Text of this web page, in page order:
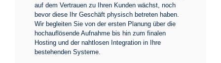
auf dem Vertrauen zu Ihren Kunden wächst, noch
bevor diese Ihr Geschäft physisch betreten haben.
Wir begleiten Sie von der ersten Planung über die
hochauflösende Aufnahme bis hin zum finalen
Hosting und der nahtlosen Integration in Ihre
bestehenden Systeme.